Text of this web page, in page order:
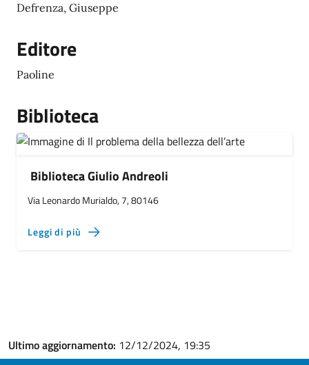
Defrenza, Giuseppe
Editore
Paoline
Biblioteca
Biblioteca Giulio Andreoli
Via Leonardo Murialdo, 7, 80146
Leggi di più
Ultimo aggiornamento: 12/12/2024, 19:35